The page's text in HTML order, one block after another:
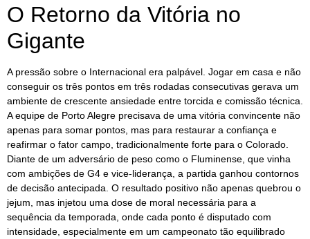
O Retorno da Vitória no
Gigante
A pressão sobre o Internacional era palpável. Jogar em casa e não
conseguir os três pontos em três rodadas consecutivas gerava um
ambiente de crescente ansiedade entre torcida e comissão técnica.
A equipe de Porto Alegre precisava de uma vitória convincente não
apenas para somar pontos, mas para restaurar a confiança e
reafirmar o fator campo, tradicionalmente forte para o Colorado.
Diante de um adversário de peso como o Fluminense, que vinha
com ambições de G4 e vice-liderança, a partida ganhou contornos
de decisão antecipada. O resultado positivo não apenas quebrou o
jejum, mas injetou uma dose de moral necessária para a
sequência da temporada, onde cada ponto é disputado com
intensidade, especialmente em um campeonato tão equilibrado